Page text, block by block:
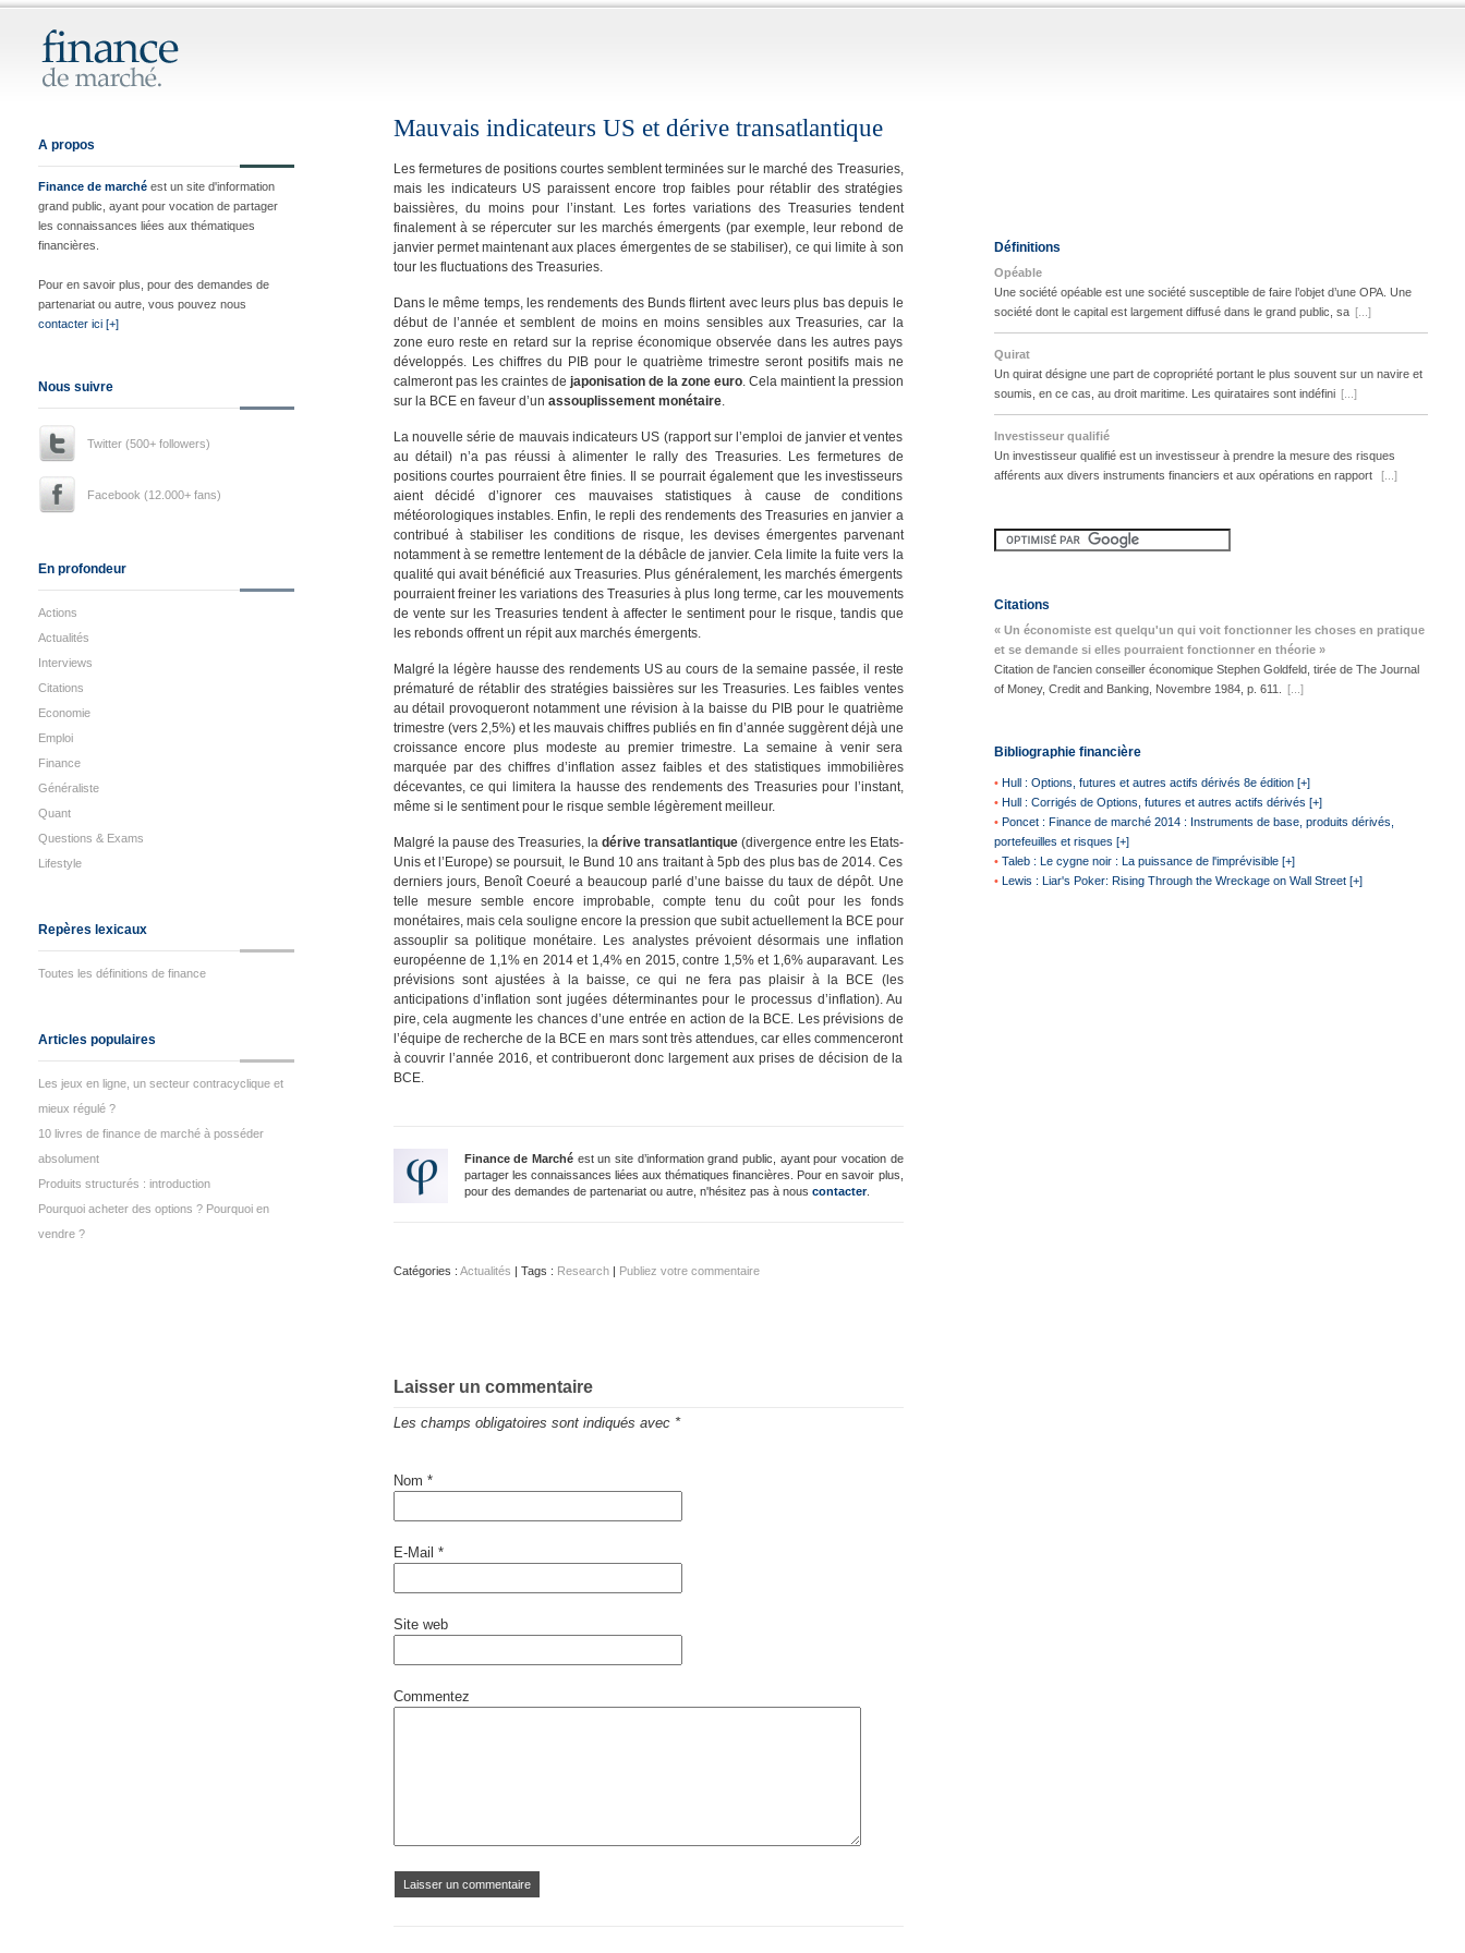
A propos
Finance de marchéest un site d'information
grand public, ayant pour vocation de partager
les connaissances liées aux thématiques
financières.
Pour en savoir plus, pour des demandes de
partenariat ou autre, vous pouvez nous
contacter ici [+]
Nous suivre
Twitter (500+ followers)
Facebook (12.000+ fans)
En profondeur
Actions
Actualités
Interviews
Citations
Economie
Emploi
Finance
Généraliste
Quant
Questions & Exams
Lifestyle
Repères lexicaux
Toutes les définitions de finance
Articles populaires
Les jeux en ligne, un secteur contracyclique et
mieux régulé ?
10 livres de finance de marché à posséder
absolument
Produits structurés : introduction
Pourquoi acheter des options ? Pourquoi en
vendre ?
Mauvais indicateurs US et dérive transatlantique
Les fermetures de positions courtes semblent terminées sur le marché des Treasuries,
mais les indicateurs US paraissent encore trop faibles pour rétablir des stratégies
baissières, du moins pour l’instant. Les fortes variations des Treasuries tendent
finalement à se répercuter sur les marchés émergents (par exemple, leur rebond de
janvier permet maintenant aux places émergentes de se stabiliser), ce qui limite à son
tour les fluctuations des Treasuries.
Dans le même temps, les rendements des Bunds flirtent avec leurs plus bas depuis le
début de l’année et semblent de moins en moins sensibles aux Treasuries, car la
zone euro reste en retard sur la reprise économique observée dans les autres pays
développés. Les chiffres du PIB pour le quatrième trimestre seront positifs mais ne
calmeront pas les craintes de japonisation de la zone euro. Cela maintient la pression
sur la BCE en faveur d’un assouplissement monétaire.
La nouvelle série de mauvais indicateurs US (rapport sur l’emploi de janvier et ventes
au détail) n’a pas réussi à alimenter le rally des Treasuries. Les fermetures de
positions courtes pourraient être finies. Il se pourrait également que les investisseurs
aient décidé d’ignorer ces mauvaises statistiques à cause de conditions
météorologiques instables. Enfin, le repli des rendements des Treasuries en janvier a
contribué à stabiliser les conditions de risque, les devises émergentes parvenant
notamment à se remettre lentement de la débâcle de janvier. Cela limite la fuite vers la
qualité qui avait bénéficié aux Treasuries. Plus généralement, les marchés émergents
pourraient freiner les variations des Treasuries à plus long terme, car les mouvements
de vente sur les Treasuries tendent à affecter le sentiment pour le risque, tandis que
les rebonds offrent un répit aux marchés émergents.
Malgré la légère hausse des rendements US au cours de la semaine passée, il reste
prématuré de rétablir des stratégies baissières sur les Treasuries. Les faibles ventes
au détail provoqueront notamment une révision à la baisse du PIB pour le quatrième
trimestre (vers 2,5%) et les mauvais chiffres publiés en fin d’année suggèrent déjà une
croissance encore plus modeste au premier trimestre. La semaine à venir sera
marquée par des chiffres d’inflation assez faibles et des statistiques immobilières
décevantes, ce qui limitera la hausse des rendements des Treasuries pour l’instant,
même si le sentiment pour le risque semble légèrement meilleur.
Malgré la pause des Treasuries, la dérive transatlantique(divergence entre les Etats-
Unis et l’Europe) se poursuit, le Bund 10 ans traitant à 5pb des plus bas de 2014. Ces
derniers jours, Benoît Coeuré a beaucoup parlé d’une baisse du taux de dépôt. Une
telle mesure semble encore improbable, compte tenu du coût pour les fonds
monétaires, mais cela souligne encore la pression que subit actuellement la BCE pour
assouplir sa politique monétaire. Les analystes prévoient désormais une inflation
européenne de 1,1% en 2014 et 1,4% en 2015, contre 1,5% et 1,6% auparavant. Les
prévisions sont ajustées à la baisse, ce qui ne fera pas plaisir à la BCE (les
anticipations d’inflation sont jugées déterminantes pour le processus d’inflation). Au
pire, cela augmente les chances d’une entrée en action de la BCE. Les prévisions de
l’équipe de recherche de la BCE en mars sont très attendues, car elles commenceront
à couvrir l’année 2016, et contribueront donc largement aux prises de décision de la
BCE.
Finance de Marchéest un site d’information grand public, ayant pour vocation de
partager les connaissances liées aux thématiques financières. Pour en savoir plus,
pour des demandes de partenariat ou autre, n'hésitez pas à nous contacter.
Catégories : Actualités | Tags : Research| Publiez votre commentaire
Laisser un commentaire
Les champs obligatoires sont indiqués avec *
Nom *
E-Mail *
Site web
Commentez
Définitions
Opéable
Une société opéable est une société susceptible de faire l’objet d’une OPA. Une
société dont le capital est largement diffusé dans le grand public, sa [...]
Quirat
Un quirat désigne une part de copropriété portant le plus souvent sur un navire et
soumis, en ce cas, au droit maritime. Les quirataires sont indéfini [...]
Investisseur qualifié
Un investisseur qualifié est un investisseur à prendre la mesure des risques
afférents aux divers instruments financiers et aux opérations en rapport
[...]
Citations
« Un économiste est quelqu'un qui voit fonctionner les choses en pratique
et se demande si elles pourraient fonctionner en théorie »
Citation de l'ancien conseiller économique Stephen Goldfeld, tirée de The Journal
of Money, Credit and Banking, Novembre 1984, p. 611.
[...]
Bibliographie financière
• Hull : Options, futures et autres actifs dérivés 8e édition [+]
• Hull : Corrigés de Options, futures et autres actifs dérivés [+]
• Poncet : Finance de marché 2014 : Instruments de base, produits dérivés,
portefeuilles et risques [+]
• Taleb : Le cygne noir : La puissance de l'imprévisible [+]
• Lewis : Liar's Poker: Rising Through the Wreckage on Wall Street [+]